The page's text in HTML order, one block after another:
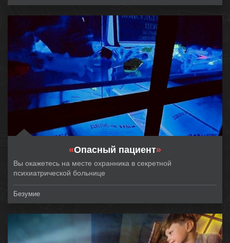
«Опасный пациент»
Вы окажетесь на месте охранника в секретной
психиатрической больнице
Безумие